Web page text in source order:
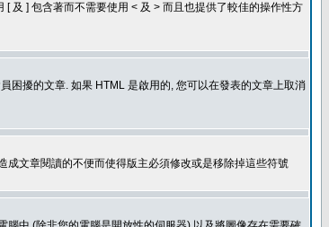
及 ] 包含著而不需要使用 < 及 > 而且也提供了較佳的操作性方
困擾的文章. 如果 HTML 是啟用的, 您可以在發表的文章上取消
成文章閱讀的不便而使得版主必須修改或是移除掉這些符號